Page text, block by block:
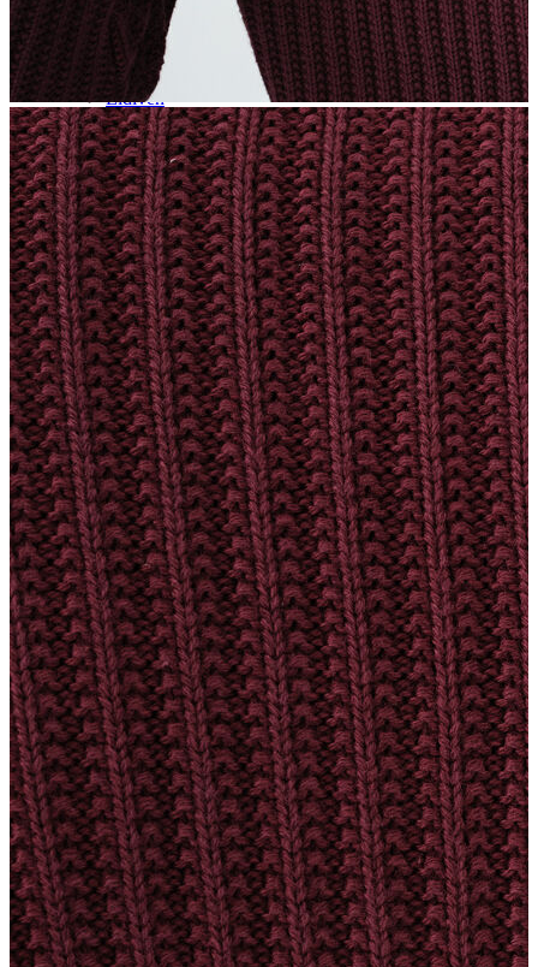
Aksesuar
Kadın Aksesuar
Çorap
Bere
Eldiven
Kemer
Parfüm
Erkek Aksesuar
Boxer
Çorap
Kemer
Atkı
Cüzdan
Parfüm
Şapka